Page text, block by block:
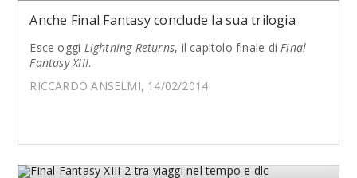
Anche Final Fantasy conclude la sua trilogia
Esce oggi Lightning Returns, il capitolo finale diFinal
Fantasy XIII.
RICCARDO ANSELMI, 14/02/2014